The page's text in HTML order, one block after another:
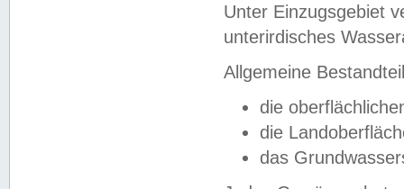
Unter Einzugsgebiet
unterirdisches
Allgemeine
die
die
das